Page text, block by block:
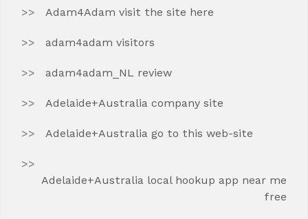
Adam4Adam visit the site here
adam4adam visitors
adam4adam_NL review
Adelaide+Australia company site
Adelaide+Australia go to this web-site
Adelaide+Australia local hookup app near me
free